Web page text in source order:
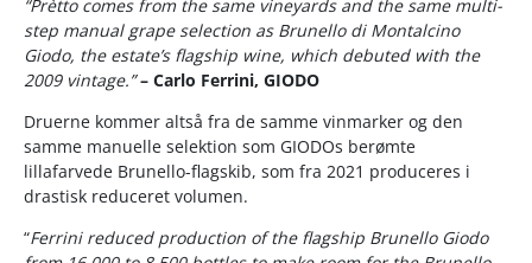
“Prètto comes from the same vineyards and the same multi-
step manual grape selection as Brunello di Montalcino
Giodo, the estate’s flagship wine, which debuted with the
2009 vintage.” – Carlo Ferrini, GIODO
Druerne kommer altså fra de samme vinmarker og den
samme manuelle selektion som GIODOs berømte
lillafarvede Brunello-flagskib, som fra 2021 produceres i
drastisk reduceret volumen.
“Ferrini reduced production of the flagship Brunello Giodo